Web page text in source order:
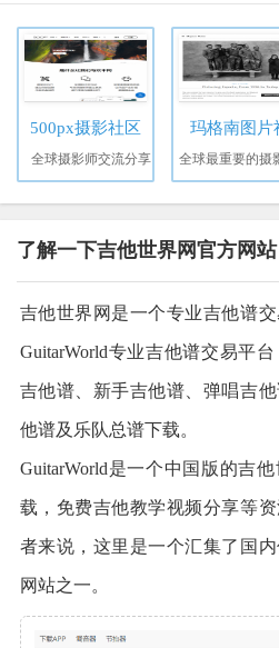
500px摄影社区
全球摄影师交流分享
玛格南图片
了解一下吉他世界网官方网站
吉他世界网是一个专业吉他谱
GuitarWorld专业吉他谱交易平
吉他谱、新手吉他谱、弹唱吉
他谱及乐队总谱下载。
GuitarWorld是一个中国版的吉
载，免费吉他教学视频分享等
者来说，这里是一个汇集了国
网站之一。